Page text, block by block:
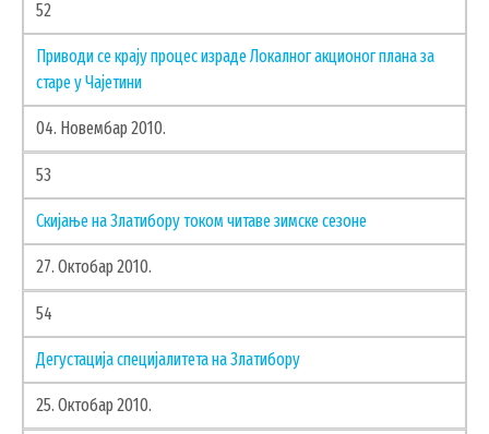
52
Приводи се крају процес израде Локалног акционог плана за
старе у Чајетини
04. Новембар 2010.
53
Скијање на Златибору током читаве зимске сезоне
27. Октобар 2010.
54
Дегустација специјалитета на Златибору
25. Октобар 2010.